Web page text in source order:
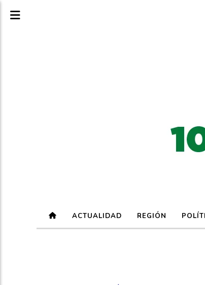
ACTUALIDAD REGIÓN